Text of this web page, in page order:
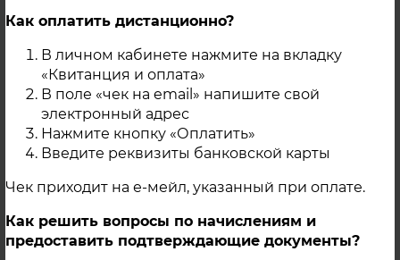
Как оплатить дистанционно?
В личном кабинете нажмите на вкладку
«Квитанция и оплата»
В поле «чек на email» напишите свой
электронный адрес
Нажмите кнопку «Оплатить»
Введите реквизиты банковской карты
Чек приходит на е-мейл, указанный при оплате.
Как решить вопросы по начислениям и
предоставить подтверждающие документы?
Постановление Администрации Копейска
от 22.06.2016 № 1500-п_статус ЕТСО
Постановление 1026 от 01.06.2017 статус
ЕТСО
г. Карабаш
Заключение договора на теплоснабжение